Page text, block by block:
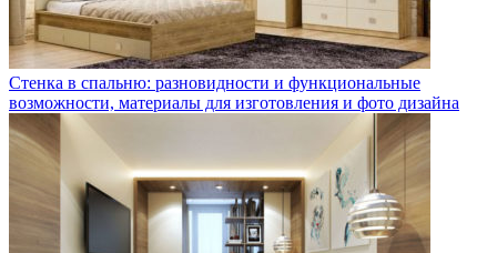
Стенка в спальню: разновидности и функциональные
возможности, материалы для изготовления и фото дизайна